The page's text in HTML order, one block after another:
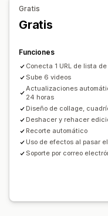
Adaptación a
Compartir en redes
Gratis
Gratis
Funciones
Conecta 1 URL de lista
Sube 6 videos
Actualizaciones
24 horas
Diseño de collage,
Deshacer y rehacer
Recorte automático
Uso de efectos al pasar
Soporte por correo